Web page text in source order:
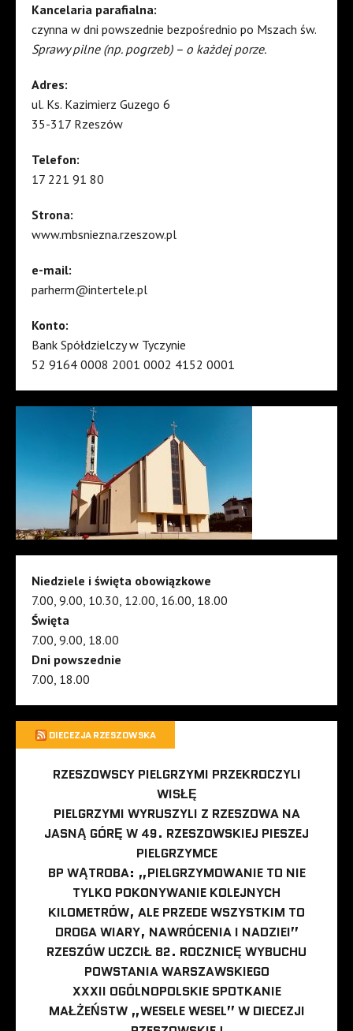
Kancelaria parafialna:
czynna w dni powszednie bezpośrednio po Mszach św.
Sprawy pilne (np. pogrzeb) – o każdej porze.
Adres:
ul. Ks. Kazimierz Guzego 6
35-317 Rzeszów
Telefon:
17 221 91 80
Strona:
www.mbsniezna.rzeszow.pl
e-mail:
parherm@intertele.pl
Konto:
Bank Spółdzielczy w Tyczynie
52 9164 0008 2001 0002 4152 0001
Niedziele i święta obowiązkowe
7.00, 9.00, 10.30, 12.00, 16.00, 18.00
Święta
7.00, 9.00, 18.00
Dni powszednie
7.00, 18.00
DIECEZJA RZESZOWSKA
RZESZOWSCY PIELGRZYMI PRZEKROCZYLI
WISŁĘ
PIELGRZYMI WYRUSZYLI Z RZESZOWA NA
JASNĄ GÓRĘ W 49. RZESZOWSKIEJ PIESZEJ
PIELGRZYMCE
BP WĄTROBA: „PIELGRZYMOWANIE TO NIE
TYLKO POKONYWANIE KOLEJNYCH
KILOMETRÓW, ALE PRZEDE WSZYSTKIM TO
DROGA WIARY, NAWRÓCENIA I NADZIEI”
RZESZÓW UCZCIŁ 82. ROCZNICĘ WYBUCHU
POWSTANIA WARSZAWSKIEGO
XXXII OGÓLNOPOLSKIE SPOTKANIE
MAŁŻEŃSTW „WESELE WESEL” W DIECEZJI